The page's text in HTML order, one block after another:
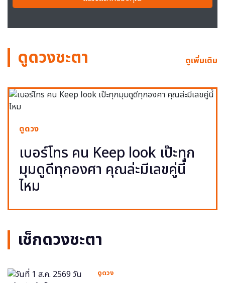
ดูดวงชะตา ดูเพิ่มเติม
ดูดวง
เบอร์โทร คน Keep look เป๊ะทุก
มุมดูดีทุกองศา คุณล่ะมีเลขคู่นี้
ไหม
เช็กดวงชะตา
ดูดวง